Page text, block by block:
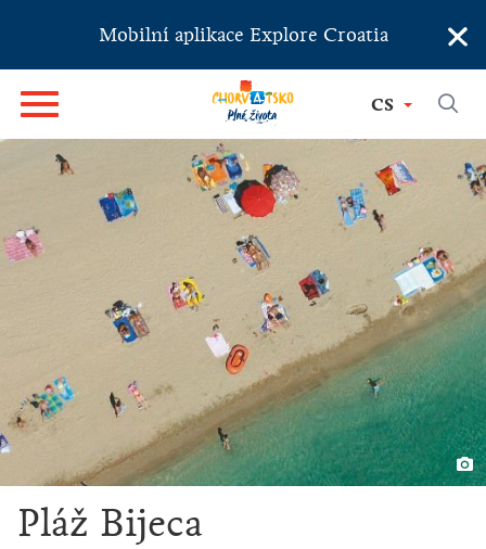
Mobilní aplikace Explore Croatia ×
CS
Pláž Bijeca